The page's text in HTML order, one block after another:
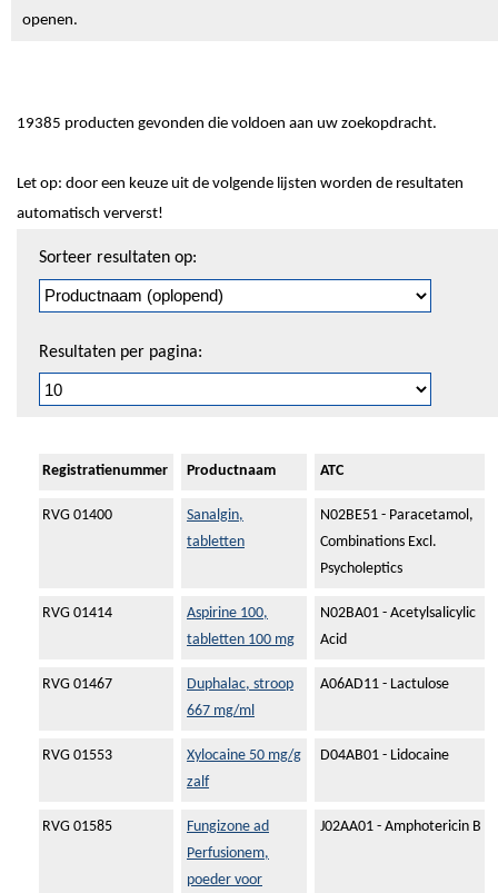
openen.
19385 producten gevonden die voldoen aan uw zoekopdracht.
Let op: door een keuze uit de volgende lijsten worden de resultaten
automatisch ververst!
pagineren
Sorteer resultaten op:
Resultaten per pagina:
Registratienummer Productnaam ATC
RVG 01400
Sanalgin,
tabletten
N02BE51 - Paracetamol,
Combinations Excl.
Psycholeptics
RVG 01414
Aspirine 100,
tabletten 100 mg
N02BA01 - Acetylsalicylic
Acid
RVG 01467
Duphalac, stroop
667 mg/ml
A06AD11 - Lactulose
RVG 01553
Xylocaine 50 mg/g
zalf
D04AB01 - Lidocaine
RVG 01585
Fungizone ad
Perfusionem,
poeder voor
J02AA01 - Amphotericin B